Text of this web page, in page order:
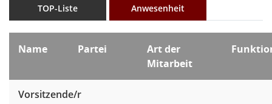
TOP-Liste Anwesenheit
Name Partei
Art der
Mitarbeit
Vorsitzende/r